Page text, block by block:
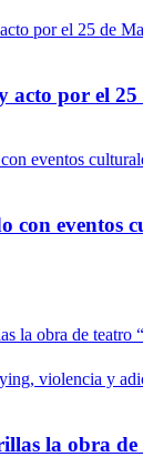
acto por el
con eventos
la obra